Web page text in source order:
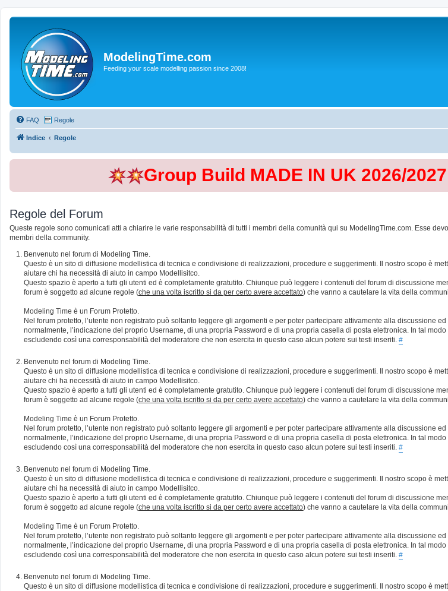
ModelingTime.com
Feeding your scale modelling passion since 2008!
FAQ Regole
Indice Regole
Group Build MADE IN UK 2026/
Regole del Forum
Queste regole sono comunicati atti a chiarire le varie responsabilità di tutti i membri della comunità qui su ModelingTime.com. Esse
membri della community.
Benvenuto nel forum di Modeling Time.
Questo è un sito di diffusione modellistica di tecnica e condivisione di realizzazioni, procedure e suggerimenti. Il nostro scopo è
aiutare chi ha necessità di aiuto in campo Modellisitco.
Questo spazio è aperto a tutti gli utenti ed è completamente gratutito. Chiunque può leggere i contenuti del forum di discussione
forum è soggetto ad alcune regole (che una volta iscritto si da per certo avere accettato) che vanno a cautelare la vita della
Modeling Time è un Forum Protetto.
Nel forum protetto, l’utente non registrato può soltanto leggere gli argomenti e per poter partecipare attivamente alla discussione
normalmente, l’indicazione del proprio Username, di una propria Password e di una propria casella di posta elettronica. In tal
escludendo così una corresponsabilità del moderatore che non esercita in questo caso alcun potere sui testi inseriti. #
Benvenuto nel forum di Modeling Time.
Questo è un sito di diffusione modellistica di tecnica e condivisione di realizzazioni, procedure e suggerimenti. Il nostro scopo è
aiutare chi ha necessità di aiuto in campo Modellisitco.
Questo spazio è aperto a tutti gli utenti ed è completamente gratutito. Chiunque può leggere i contenuti del forum di discussione
forum è soggetto ad alcune regole (che una volta iscritto si da per certo avere accettato) che vanno a cautelare la vita della
Modeling Time è un Forum Protetto.
Nel forum protetto, l’utente non registrato può soltanto leggere gli argomenti e per poter partecipare attivamente alla discussione
normalmente, l’indicazione del proprio Username, di una propria Password e di una propria casella di posta elettronica. In tal
escludendo così una corresponsabilità del moderatore che non esercita in questo caso alcun potere sui testi inseriti. #
Benvenuto nel forum di Modeling Time.
Questo è un sito di diffusione modellistica di tecnica e condivisione di realizzazioni, procedure e suggerimenti. Il nostro scopo è
aiutare chi ha necessità di aiuto in campo Modellisitco.
Questo spazio è aperto a tutti gli utenti ed è completamente gratutito. Chiunque può leggere i contenuti del forum di discussione
forum è soggetto ad alcune regole (che una volta iscritto si da per certo avere accettato) che vanno a cautelare la vita della
Modeling Time è un Forum Protetto.
Nel forum protetto, l’utente non registrato può soltanto leggere gli argomenti e per poter partecipare attivamente alla discussione
normalmente, l’indicazione del proprio Username, di una propria Password e di una propria casella di posta elettronica. In tal
escludendo così una corresponsabilità del moderatore che non esercita in questo caso alcun potere sui testi inseriti. #
Benvenuto nel forum di Modeling Time.
Questo è un sito di diffusione modellistica di tecnica e condivisione di realizzazioni, procedure e suggerimenti. Il nostro scopo è